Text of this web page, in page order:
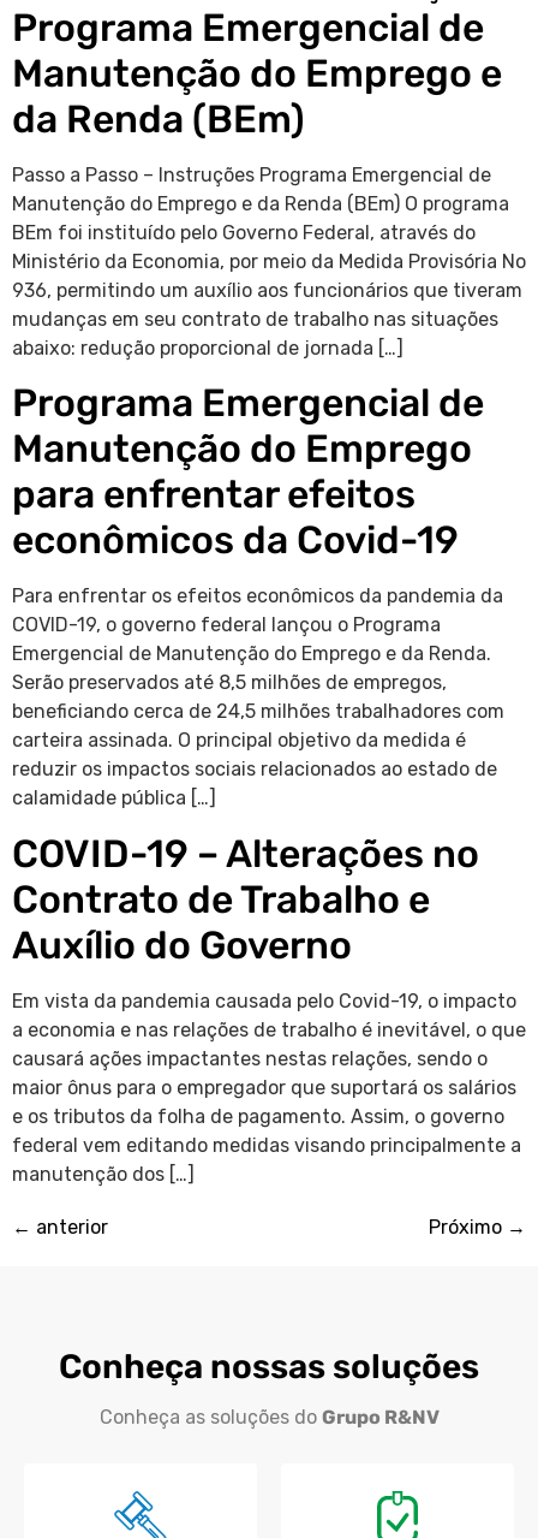
Programa Emergencial de
Manutenção do Emprego e
da Renda (BEm)
Passo a Passo – Instruções Programa Emergencial de
Manutenção do Emprego e da Renda (BEm) O programa
BEm foi instituído pelo Governo Federal, através do
Ministério da Economia, por meio da Medida Provisória No
936, permitindo um auxílio aos funcionários que tiveram
mudanças em seu contrato de trabalho nas situações
abaixo: redução proporcional de jornada […]
Programa Emergencial de
Manutenção do Emprego
para enfrentar efeitos
econômicos da Covid-19
Para enfrentar os efeitos econômicos da pandemia da
COVID-19, o governo federal lançou o Programa
Emergencial de Manutenção do Emprego e da Renda.
Serão preservados até 8,5 milhões de empregos,
beneficiando cerca de 24,5 milhões trabalhadores com
carteira assinada. O principal objetivo da medida é
reduzir os impactos sociais relacionados ao estado de
calamidade pública […]
COVID-19 – Alterações no
Contrato de Trabalho e
Auxílio do Governo
Em vista da pandemia causada pelo Covid-19, o impacto
a economia e nas relações de trabalho é inevitável, o que
causará ações impactantes nestas relações, sendo o
maior ônus para o empregador que suportará os salários
e os tributos da folha de pagamento. Assim, o governo
federal vem editando medidas visando principalmente a
manutenção dos […]
← anterior Próximo →
Conheça nossas soluções
Conheça as soluções do Grupo R&NV